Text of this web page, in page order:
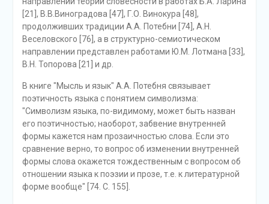
[21], В.В.Виноградова [47], Г.О. Винокура [48],
продолживших традиции А.А. Потебни [74], А.Н.
Веселовского [76], а в структурно-семиотическом
направлении представлен работами Ю.М. Лотмана [33],
В.Н. Топорова [21] и др.
В книге "Мысль и язык" А.А. Потебня связывает
поэтичность языка с понятием символизма:
"Символизм языка, по-видимому, может быть назван
его поэтичностью; наоборот, забвение внутренней
формы кажется нам прозаичностью слова. Если это
сравнение верно, то вопрос об изменении внутренней
формы слова окажется тождественным с вопросом об
отношении языка к поэзии и прозе, т.е. к литературной
форме вообще" [74. С. 155].